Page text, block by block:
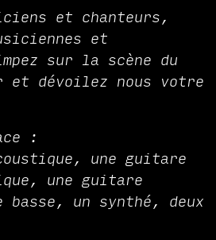
et chanteurs,
et
sur la scène du
et dévoilez nous votre
:
une guitare
une guitare
un synthé, deux